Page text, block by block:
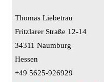
Thomas Liebetrau
Fritzlarer Straße 12-14
34311 Naumburg
Hessen
+49 5625-926929